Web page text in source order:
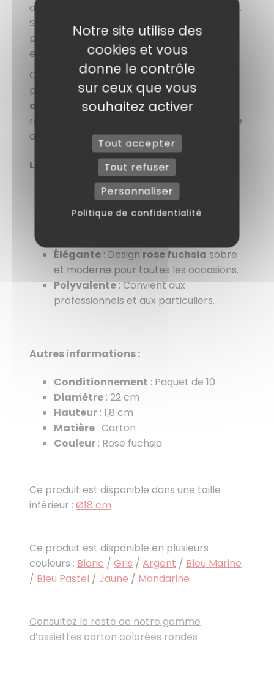
alternative idéale aux assiettes en plastique.
Son format de
22 cm
est parfait pour des
portions individuelles, des desserts ou des
entrées.
Que ce soit pour une utilisation
professionnelle ou à domicile, cette
assiette en cartonallie esthétique,
robustesse et praticité pour une expérience
optimale.
Leurs avantages :
Écologique: Alternative durable aux
assiettes en plastique.
Élégante: Design rose fuchsia sobre
et moderne pour toutes les occasions.
Polyvalente: Convient aux
professionnels et aux particuliers.
Autres informations :
Conditionnement : Paquet de 10
Diamètre: 22 cm
Hauteur: 1,8 cm
Matière: Carton
Couleur: Rose fuchsia
Ce produit est disponible dans une taille
inférieur : Ø18 cm
Ce produit est disponible en plusieurs
couleurs : Blanc / Gris / Argent / Bleu Marine
/ Bleu Pastel / Jaune / Mandarine
Consultez le reste de notre gamme
d’assiettes carton colorées rondes
Notre site utilise des
cookies et vous
donne le contrôle
sur ceux que vous
souhaitez activer
Tout accepter
Tout refuser
Personnaliser
Politique de confidentialité